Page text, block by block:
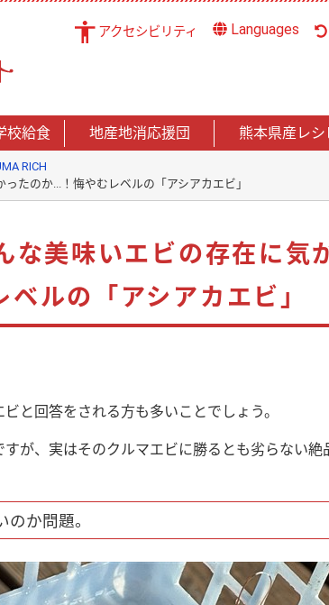
アクセシビリティ Languages
校給食 地産地消応援団 熊本県産レシ
RICH
たのか...！悔やむレベルの「アシアカエビ」
な美味いエビの存在に気
ルの「アシアカエビ」
と回答をされる方も多いことでしょう。
が、実はそのクルマエビに勝るとも劣らない絶
か問題。